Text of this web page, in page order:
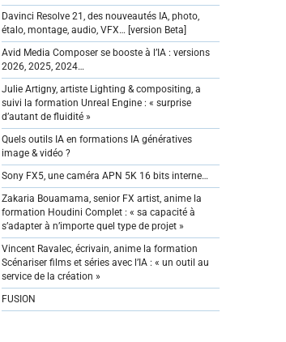
Davinci Resolve 21, des nouveautés IA, photo,
étalo, montage, audio, VFX… [version Beta]
Avid Media Composer se booste à l’IA : versions
2026, 2025, 2024…
Julie Artigny, artiste Lighting & compositing, a
suivi la formation Unreal Engine : « surprise
d’autant de fluidité »
Quels outils IA en formations IA génératives
image & vidéo ?
Sony FX5, une caméra APN 5K 16 bits interne…
Zakaria Bouamama, senior FX artist, anime la
formation Houdini Complet : « sa capacité à
s’adapter à n’importe quel type de projet »
Vincent Ravalec, écrivain, anime la formation
Scénariser films et séries avec l’IA : « un outil au
service de la création »
FUSION